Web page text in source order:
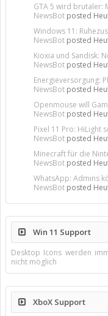
GTA 5 wird brutaler:
NewsBot posted
Windows 11:
NewsBot posted
Kioxia und Sandisk:
NewsBot posted
Energieversorgung:
NewsBot posted
Openmouse will
NewsBot posted
Pixel 11 Pro: HiLight
NewsBot posted
Minecraft für die
NewsBot posted
WhatsApp: Admins
NewsBot posted
Win 11 Support
Desktop Icons werden
nicht möglich
XboX Support